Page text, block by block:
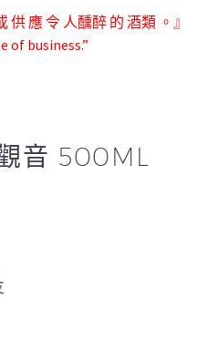
應 令 人醺醉 的 酒類 。』
business.”
音 500ML